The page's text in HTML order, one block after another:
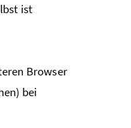
ist
Browser
bei